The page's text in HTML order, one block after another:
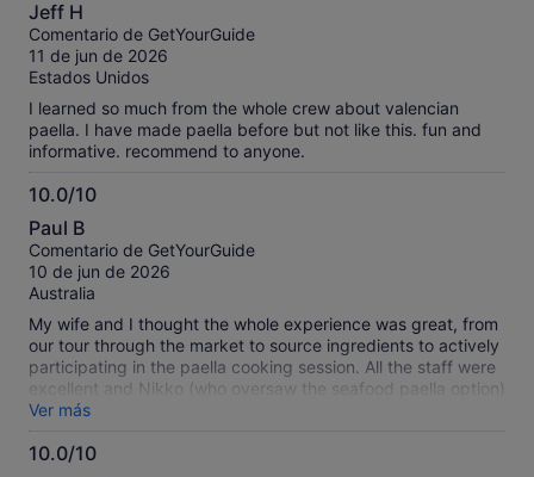
sobre
10
Jeff H
Comentario de GetYourGuide
11 de jun de 2026
Estados Unidos
I learned so much from the whole crew about valencian
paella. I have made paella before but not like this. fun and
informative. recommend to anyone.
10.0/10
10.0
sobre
10
Paul B
Comentario de GetYourGuide
10 de jun de 2026
Australia
My wife and I thought the whole experience was great, from
our tour through the market to source ingredients to actively
participating in the paella cooking session. All the staff were
excellent and Nikko (who oversaw the seafood paella option)
was an amazing instructor, who guided us expertly through
the cooking process. The end result was delicious and the
sangria, tapas, etc, added to this wonderful tour. We also
Ver más
10.0/10